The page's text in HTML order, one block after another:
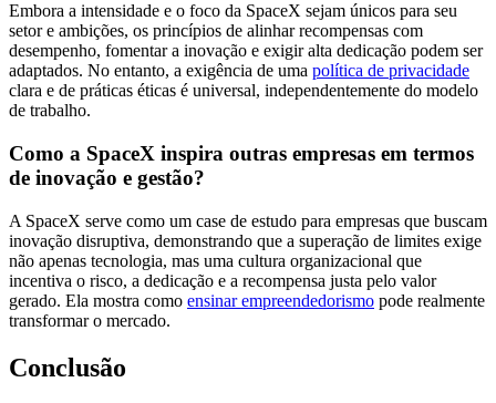
Embora a intensidade e o foco da SpaceX sejam únicos para seu
setor e ambições, os princípios de alinhar recompensas com
desempenho, fomentar a inovação e exigir alta dedicação podem ser
adaptados. No entanto, a exigência de uma política de privacidade
clara e de práticas éticas é universal, independentemente do modelo
de trabalho.
Como a SpaceX inspira outras empresas em termos
de inovação e gestão?
A SpaceX serve como um case de estudo para empresas que buscam
inovação disruptiva, demonstrando que a superação de limites exige
não apenas tecnologia, mas uma cultura organizacional que
incentiva o risco, a dedicação e a recompensa justa pelo valor
gerado. Ela mostra como ensinar empreendedorismo pode realmente
transformar o mercado.
Conclusão